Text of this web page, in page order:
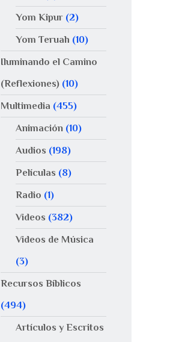
Yom Kipur(2)
Yom Teruah (10)
Iluminando el Camino
(Reflexiones) (10)
Multimedia (455)
Animación(10)
Audios (198)
Películas (8)
Radio (1)
Videos (382)
Videos de Música
(3)
Recursos Bíblicos
(494)
Artículos y Escritos